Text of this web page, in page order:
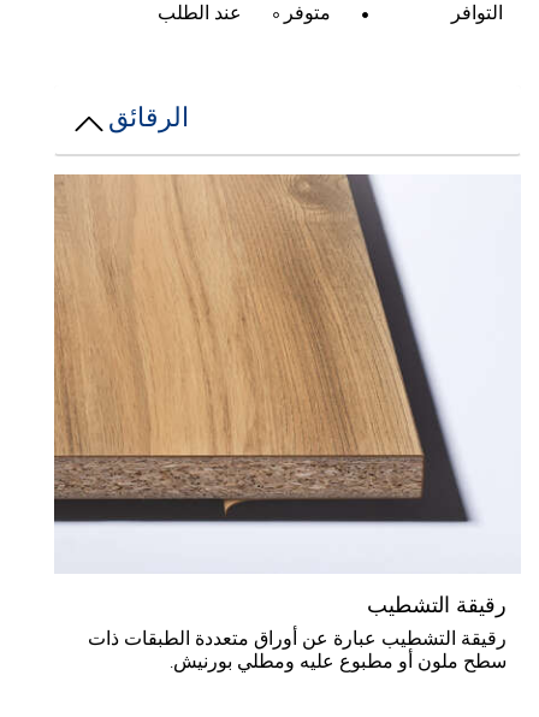
التوافر متوفر عند الطلب
الرقائق
التشطيب
التشطيب عبارة عن أوراق متعددة الطبقات ذات
ملون أو مطبوع عليه ومطلي بورنيش.